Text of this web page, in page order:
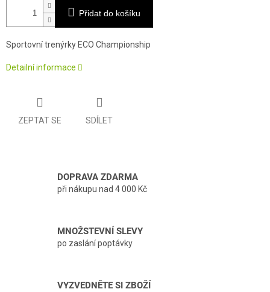
Přidat do košíku
Sportovní trenýrky ECO Championship
Detailní informace
ZEPTAT SE SDÍLET
DOPRAVA ZDARMA
při nákupu nad 4 000 Kč
MNOŽSTEVNÍ SLEVY
po zaslání poptávky
VYZVEDNĚTE SI ZBOŽÍ